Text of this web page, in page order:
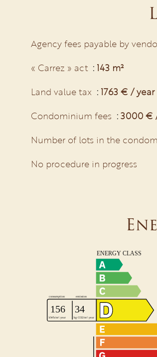
Agency fees payable by
« Carrez » act
143 m²
Land value tax
1763 € / year
Condominium fees
3000 €
Number of lots in the
No procedure in progress